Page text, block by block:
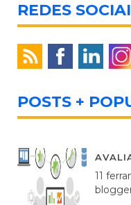
REDES
POSTS +
11